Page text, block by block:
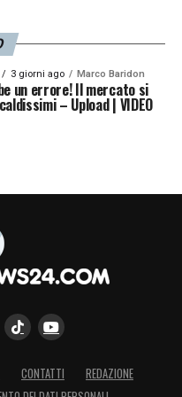
TOP NEWS
3 giorni ago Marco Baridon
un errore! Il mercato si
– Upload | VIDEO
CONTATTI
REDAZIONE